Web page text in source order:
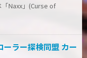
Naxx」(Curse of
ーラー探検同盟 カー